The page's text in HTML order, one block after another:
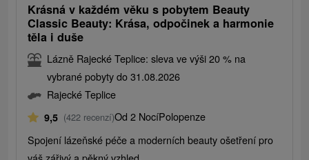
Krásná v každém věku s pobytem Beauty
Classic Beauty: Krása, odpočinek a harmonie
těla i duše
Lázně Rajecké Teplice: sleva ve výši 20 % na
vybrané pobyty do 31.08.2026
Rajecké Teplice
9,5 (422 recenzí)Od 2 NocíPolopenze
Spojení lázeňské péče a moderních beauty ošetření pro